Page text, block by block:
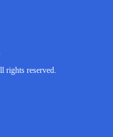
reserved.